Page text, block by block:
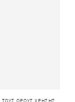
ΤΟΥΣ ΟΡΟΥΣ ΧΡΗΣΗΣ